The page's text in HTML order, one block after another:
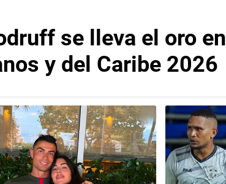
se lleva el oro en
y del Caribe 2026